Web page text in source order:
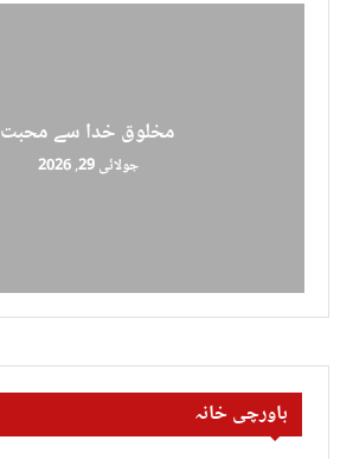
مخلوق خدا سے محبت
جولائی 29, 2026
باورچی خانہ